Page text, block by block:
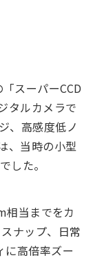
スーパーCCD
タルカメラで
、高感度低ノ
、当時の小型
した。
相当までをカ
ナップ、日常
に高倍率ズー